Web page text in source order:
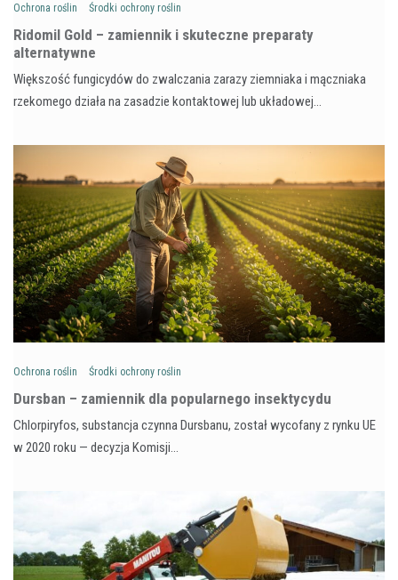
Ochrona roślin Środki ochrony roślin
Ridomil Gold – zamiennik i skuteczne preparaty
alternatywne
Większość fungicydów do zwalczania zarazy ziemniaka i mączniaka
rzekomego działa na zasadzie kontaktowej lub układowej…
Ochrona roślin Środki ochrony roślin
Dursban – zamiennik dla popularnego insektycydu
Chlorpiryfos, substancja czynna Dursbanu, został wycofany z rynku UE
w 2020 roku — decyzja Komisji…